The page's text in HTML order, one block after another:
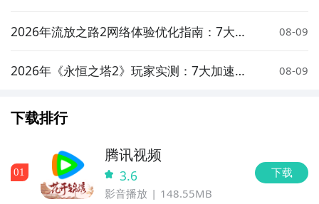
2026年流放之路2网络体验优化指南：7大加
08-09
2026年《永恒之塔2》玩家实测：7大加速器
08-09
下载排行
01
腾讯视频
3.6
影音播放 148.55MB
下载